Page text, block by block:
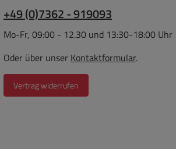
+49 (0)7362 - 919093
Mo-Fr, 09:00 - 12.30 und 13:30-18:00 Uhr
Oder über unser Kontaktformular.
Vertrag widerrufen